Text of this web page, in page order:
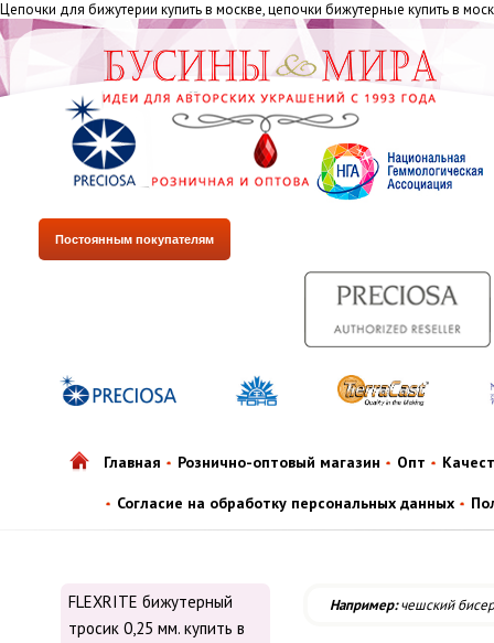
Цепочки для бижутерии купить в москве, цепочки бижутерные купить в
Постоянным покупателям
Главная Рознично-оптовый магазин Опт
Согласие на обработку персональных данных
FLEXRITE бижутерный
тросик 0,25 мм. купить в
Например:чешский бисер